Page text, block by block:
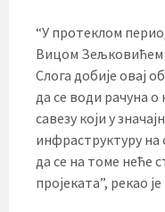
“У протеклом
Вицом Зељковићем
Слога добије овај
да се води рачуна
савезу који у
инфраструктуру на
да се на томе неће
пројеката”, рекао